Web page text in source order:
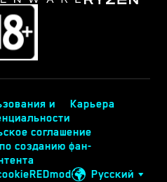
и
Карьера
соглашение
созданию фан-
REDmod Русский